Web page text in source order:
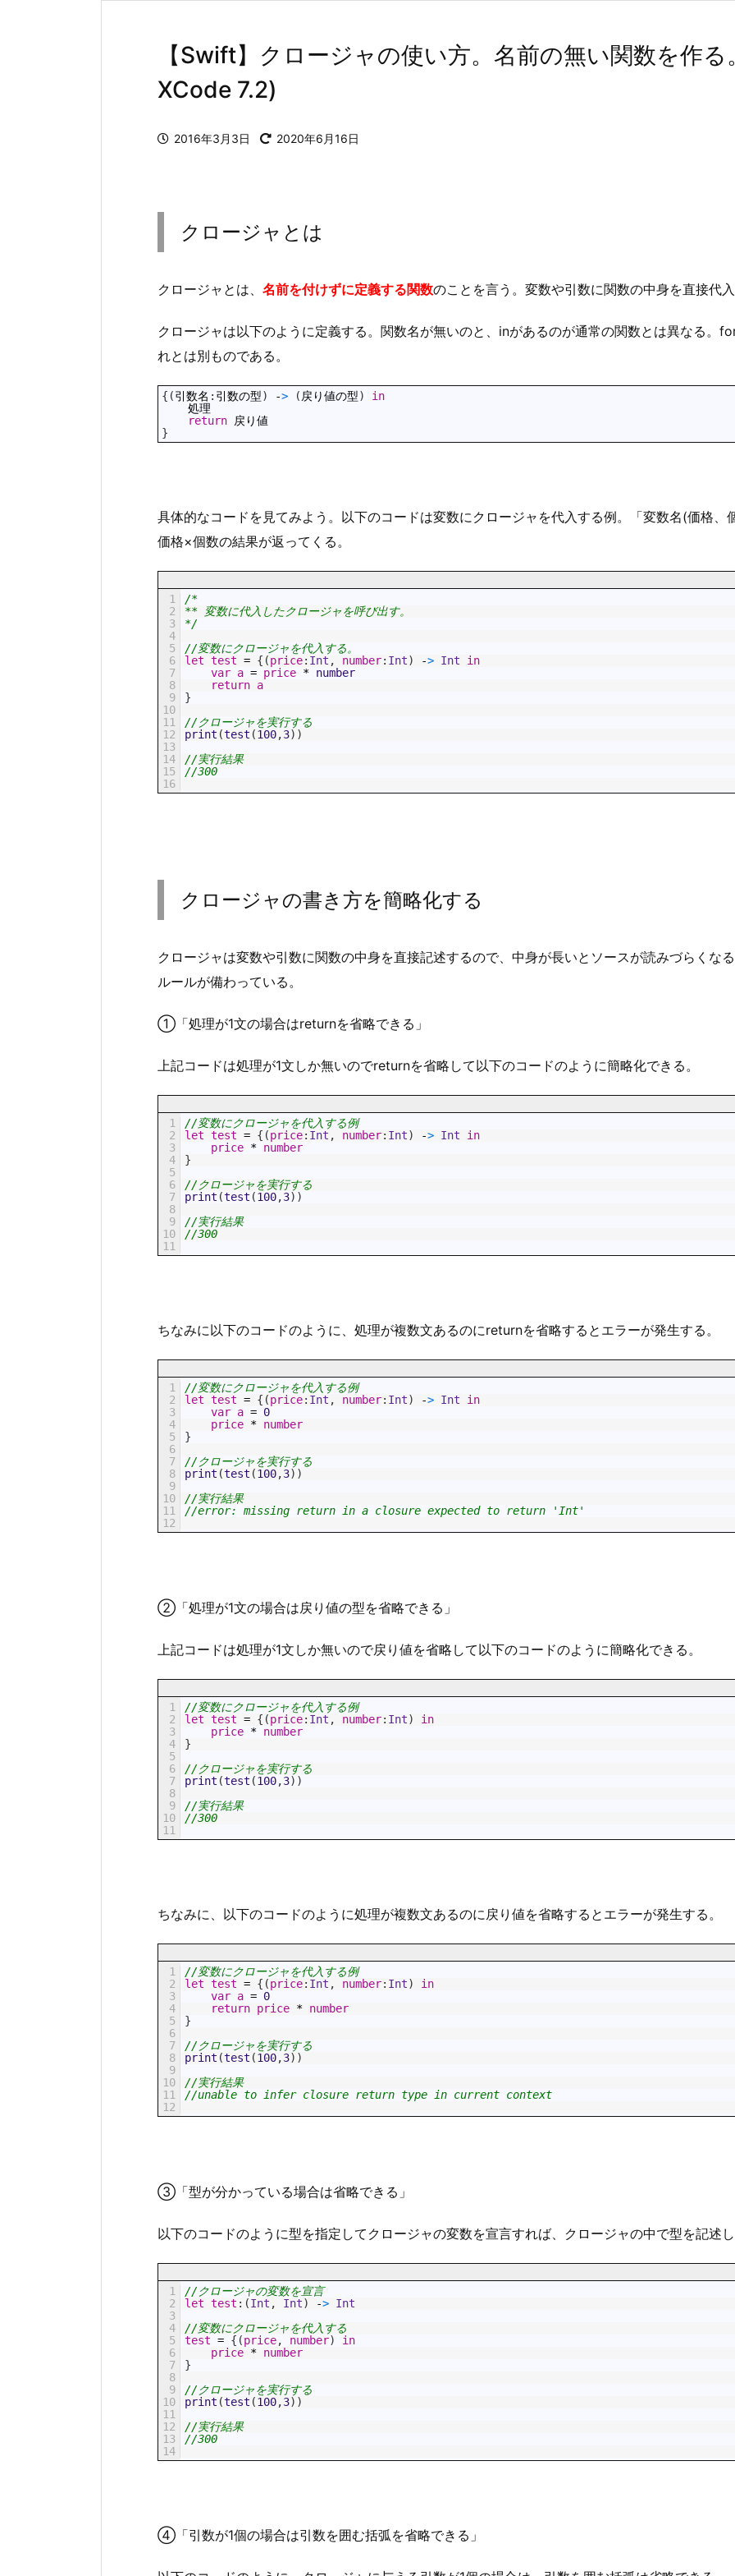
【Swift】クロージャの使い方。名前の無い関数を作る
XCode 7.2)
2016年3月3日 2020年6月16日
クロージャとは
クロージャとは、 名前を付けずに定義する関数のことを言う。変数や引数に関数の中身を直接代
クロージャは以下のように定義する。関数名が無いのと、inがあるのが通常の関数とは異なる。
れとは別ものである。
{ (引数名 : 引数の型) -> ( 戻り値の型)
in
処理
return
戻り値
}
具体的なコードを見てみよう。以下のコードは変数にクロージャを代入する例。「変数名(価格、
価格×個数の結果が返ってくる。
1
2
3
4
5
6
7
8
9
10
11
12
13
14
15
16
/*
** 変数に代入したクロージャを呼び出す。
*/
//変数にクロージャを代入する。
let test = { (price: Int , number: Int) -> Int
in
var a = price * number
return a
}
//クロージャを実行する
print (test (100,3) )
//実行結果
//300
クロージャの書き方を簡略化する
クロージャは変数や引数に関数の中身を直接記述するので、中身が長いとソースが読みづらくな
ルールが備わっている。
①「処理が1文の場合はreturnを省略できる」
上記コードは処理が1文しか無いのでreturnを省略して以下のコードのように簡略化できる。
1
2
3
4
5
6
7
8
9
10
11
//変数にクロージャを代入する例
let test = { (price: Int , number: Int) -> Int
in
price * number
}
//クロージャを実行する
print (test (100,3) )
//実行結果
//300
ちなみに以下のコードのように、処理が複数文あるのにreturnを省略するとエラーが発生する。
1
2
3
4
5
6
7
8
9
10
11
12
//変数にクロージャを代入する例
let test = { (price: Int , number: Int) -> Int
in
var a = 0
price * number
}
//クロージャを実行する
print (test (100,3) )
//実行結果
//error: missing return in a closure expected to return 'Int'
②「処理が1文の場合は戻り値の型を省略できる」
上記コードは処理が1文しか無いので戻り値を省略して以下のコードのように簡略化できる。
1
2
3
4
5
6
7
8
9
10
11
//変数にクロージャを代入する例
let test = { (price: Int , number: Int)
in
price * number
}
//クロージャを実行する
print (test (100,3) )
//実行結果
//300
ちなみに、以下のコードのように処理が複数文あるのに戻り値を省略するとエラーが発生する。
1
2
3
4
5
6
7
8
9
10
11
12
//変数にクロージャを代入する例
let test = { (price: Int , number: Int)
in
var a = 0
return price * number
}
//クロージャを実行する
print (test (100,3) )
//実行結果
//unable to infer closure return type in current context
③「型が分かっている場合は省略できる」
以下のコードのように型を指定してクロージャの変数を宣言すれば、クロージャの中で型を記述し
1
2
3
4
5
6
7
8
9
10
11
12
13
14
//クロージャの変数を宣言
let test : (Int , Int) -> Int
//変数にクロージャを代入する
test = { (price, number)
in
price * number
}
//クロージャを実行する
print (test (100,3) )
//実行結果
//300
④「引数が1個の場合は引数を囲む括弧を省略できる」